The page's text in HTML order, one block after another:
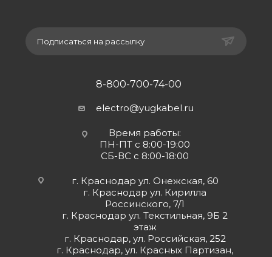
Подписаться на рассылку
8-800-700-74-00
electro@yugkabel.ru
Время работы:
ПН-ПТ с 8:00-19:00
СБ-ВС с 8:00-18:00
г. Краснодар ул. Онежская, 60
г. Краснодар ул. Кирилла
Россинского, 7/1
г. Краснодар ул. Текстильная, 9Б 2
этаж
г. Краснодар, ул. Российская, 252
г. Краснодар, ул. Красных Партизан,